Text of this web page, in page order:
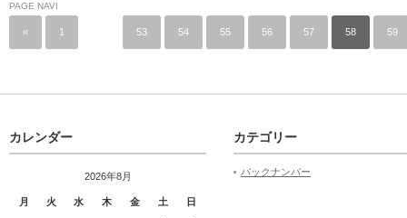
PAGE NAVI
« 1 53 54 55 56 57 58 59
カレンダー
2026年8月
月 火 水 木 金 土 日
カテゴリー
バックナンバー